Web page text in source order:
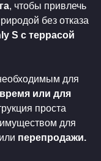
, чтобы привлечь
без отказа
S с террасой
для
или для
проста
для
или перепродажи.